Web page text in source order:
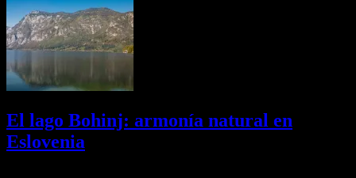
El lago Bohinj: armonía natural en
Eslovenia